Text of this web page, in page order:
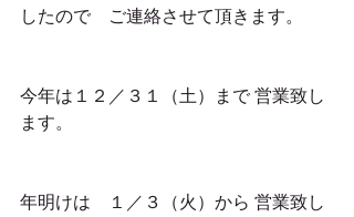
したので　ご連絡させて頂きます。
今年は１２／３１（土）まで 営業致し
ます。
年明けは　１／３（火）から 営業致し